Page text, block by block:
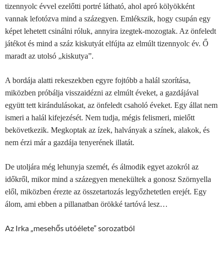
tizennyolc évvel ezelőtti portré látható, ahol apró kölyökként
vannak lefotózva mind a százegyen. Emlékszik, hogy csupán egy
képet lehetett csinálni róluk, annyira izegtek-mozogtak. Az önfeledt
játékot és mind a száz kiskutyát elfújta az elmúlt tizennyolc év. Ő
maradt az utolsó „kiskutya”.
A bordája alatti rekeszekben egyre fojtóbb a halál szorítása,
miközben próbálja visszaidézni az elmúlt éveket, a gazdájával
együtt tett kirándulásokat, az önfeledt csaholó éveket. Egy állat nem
ismeri a halál kifejezését. Nem tudja, mégis felismeri, mielőtt
bekövetkezik. Megkoptak az ízek, halványak a színek, alakok, és
nem érzi már a gazdája tenyerének illatát.
De utoljára még lehunyja szemét, és álmodik egyet azokról az
időkről, mikor mind a százegyen menekültek a gonosz Szörnyella
elől, miközben érezte az összetartozás legyőzhetetlen erejét. Egy
álom, ami ebben a pillanatban örökké tartóvá lesz…
Az Irka „mesehős utóélete” sorozatból